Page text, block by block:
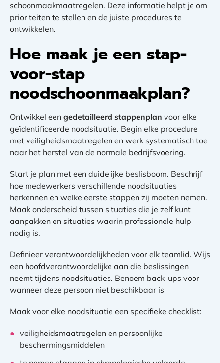
schoonmaakmaatregelen. Deze informatie helpt je om
prioriteiten te stellen en de juiste procedures te
ontwikkelen.
Hoe maak je een stap-
voor-stap
noodschoonmaakplan?
Ontwikkel een gedetailleerd stappenplan voor elke
geïdentificeerde noodsituatie. Begin elke procedure
met veiligheidsmaatregelen en werk systematisch toe
naar het herstel van de normale bedrijfsvoering.
Start je plan met een duidelijke beslisboom. Beschrijf
hoe medewerkers verschillende noodsituaties
herkennen en welke eerste stappen zij moeten nemen.
Maak onderscheid tussen situaties die je zelf kunt
aanpakken en situaties waarin professionele hulp
nodig is.
Definieer verantwoordelijkheden voor elk teamlid. Wijs
een hoofdverantwoordelijke aan die beslissingen
neemt tijdens noodsituaties. Benoem back-ups voor
wanneer deze persoon niet beschikbaar is.
Maak voor elke noodsituatie een specifieke checklist:
veiligheidsmaatregelen en persoonlijke
beschermingsmiddelen